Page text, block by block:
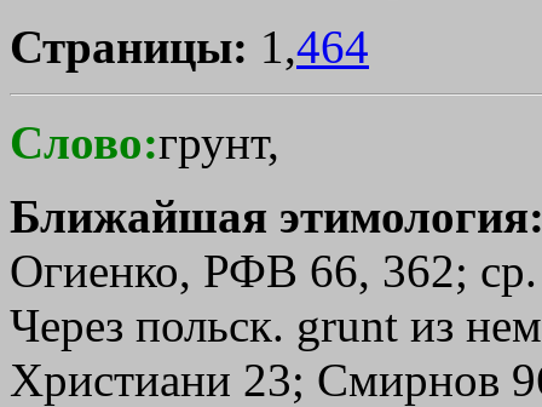
Страницы: 1,464
Слово:грунт,
Ближайшая
Огиенко, РФВ 66, 362; ср.
Через польск. grunt из
Христиани 23; Смирнов